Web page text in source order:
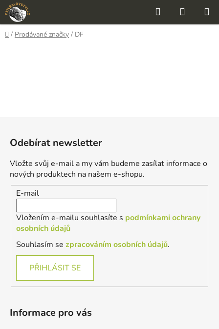
Přejít
na
obsah
Hledat
KOŠÍK
Domů
/ Prodávané značky / DF
Odebírat newsletter
Vložte svůj e-mail a my vám budeme zasílat informace o
nových produktech na našem e-shopu.
E-mail
Vložením e-mailu souhlasíte s podmínkami ochrany
osobních údajů
Souhlasím se zpracováním osobních údajů.
PŘIHLÁSIT SE
Informace pro vás